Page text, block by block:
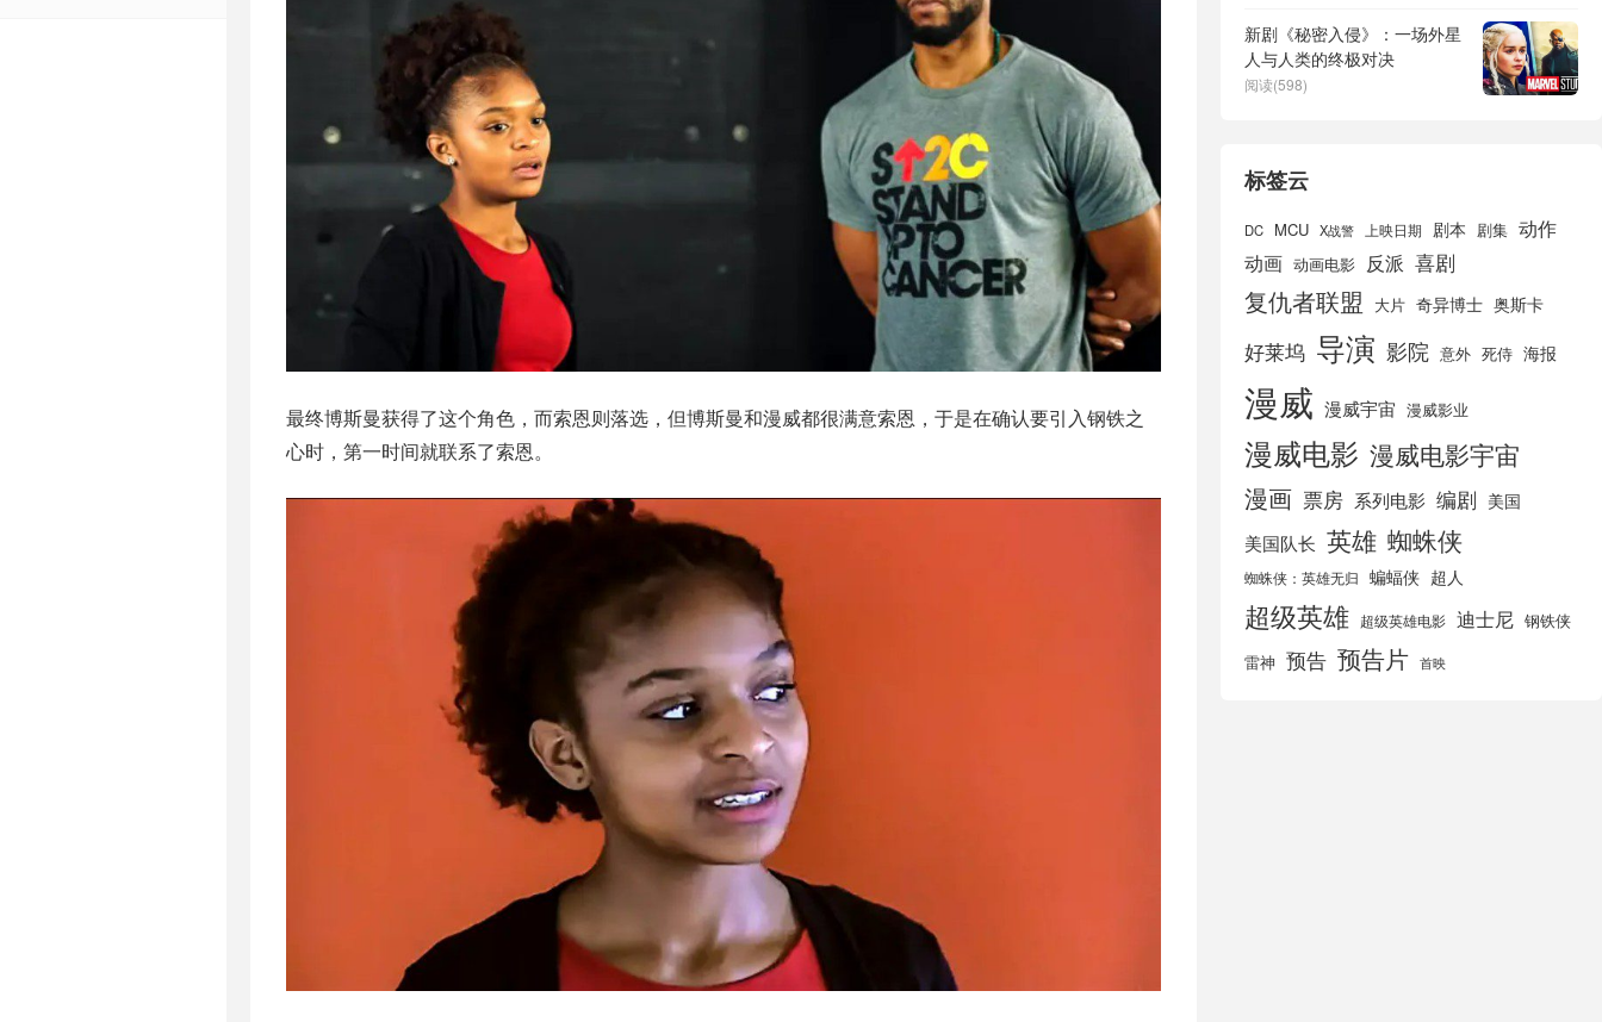
最终博斯曼获得了这个角色，而索恩则落选，但博斯曼和漫威都很满意索恩，于是在确认要引入钢铁之
心时，第一时间就联系了索恩。
新剧《秘密入侵》：一场外星
人与人类的终极对决
阅读(598)
标签云
DC MCU X战警 上映日期 剧本 剧集 动作
动画 动画电影 反派 喜剧
复仇者联盟 大片 奇异博士 奥斯卡
好莱坞 导演 影院 意外 死侍 海报
漫威 漫威宇宙 漫威影业
漫威电影 漫威电影宇宙
漫画 票房 系列电影 编剧 美国
美国队长 英雄 蜘蛛侠
蜘蛛侠：英雄无归 蝙蝠侠 超人
超级英雄 超级英雄电影 迪士尼 钢铁侠
雷神 预告 预告片 首映